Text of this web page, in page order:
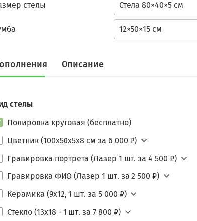
Стела 80×40×5 см
стелы
12×50×15 см
Описание
стелы
Полировка круговая (бесплатно)
Цветник (100х50х5х8 см за 6 000 ₽)
Гравировка портрета (Лазер 1 шт. за 4 500 ₽)
Гравировка ФИО (Лазер 1 шт. за 2 500 ₽)
Керамика (9х12, 1 шт. за 5 000 ₽)
Стекло (13х18 - 1 шт. за 7 800 ₽)